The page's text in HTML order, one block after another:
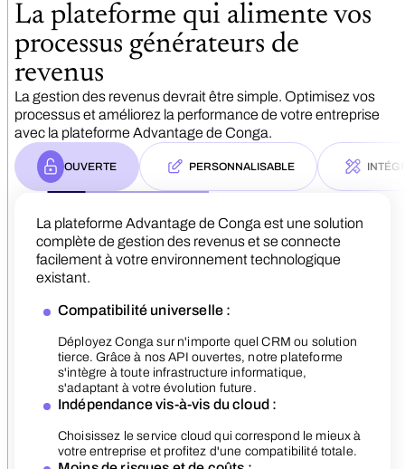
La plateforme qui alimente vos
processus générateurs de
revenus
La gestion des revenus devrait être simple. Optimisez vos
processus et améliorez la performance de votre entreprise
avec la plateforme Advantage de Conga.
OUVERTE PERSONNALISABLE
La plateforme Advantage de Conga est une solution
complète de gestion des revenus et se connecte
facilement à votre environnement technologique
existant.
Compatibilité universelle :
Déployez Conga sur n'importe quel CRM ou solution
tierce. Grâce à nos API ouvertes, notre plateforme
s'intègre à toute infrastructure informatique,
s'adaptant à votre évolution future.
Indépendance vis-à-vis du cloud :
Choisissez le service cloud qui correspond le mieux à
votre entreprise et profitez d'une compatibilité totale.
Notre plateforme de gestion des revenus
vos besoins métier spécifiques grâce à une
Application polyvalente :
Créez des processus et des processus sur
pour gérer une large gamme d’offres, des produits
simples aux services complexes.
Processus de vente optimisé :
devis pour simplifier vos processus de vente et
accélérer la conclusion des contrats.
Gestion contractuelle sur mesure :
une continuité d'expérience
Modèle de données
Automatisez les processus
de revenus pour une prise
intelligente.
pour s’adapter à votre
Croissance flexible :
Développez votre activité
compromettre les
Fiabilité garantie :
Conga, qui connecte vos
fournir des informations
entreprises de maximiser
risques et accélérer leur
processus de prise de
Prise de décision